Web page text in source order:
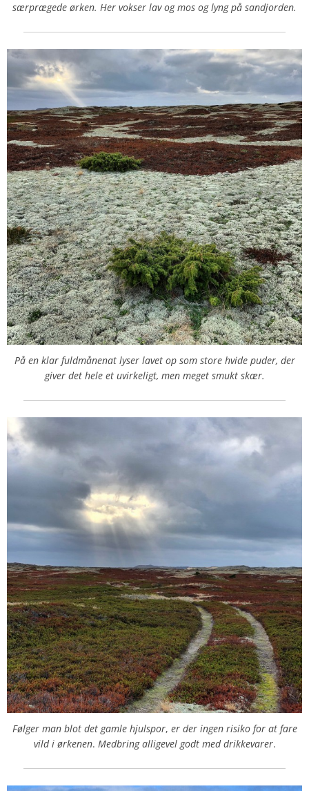
særprægede ørken. Her vokser lav og mos og lyng på sandjorden.
På en klar fuldmånenat lyser lavet op som store hvide puder, der
giver det hele et uvirkeligt, men meget smukt skær.
Følger man blot det gamle hjulspor, er der ingen risiko for at fare
vild i ørkenen. Medbring alligevel godt med drikkevarer.